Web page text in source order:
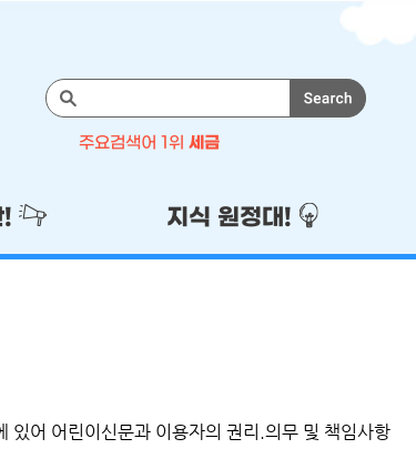
검
주요검색어 1위 세금
! 지식 원정대!
있어 어린이신문과 이용자의 권리.의무 및 책임사항